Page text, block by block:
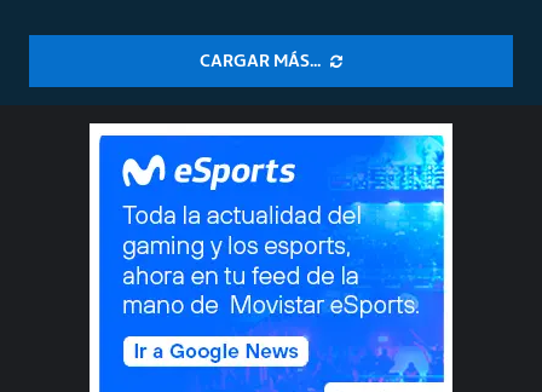
CARGAR MÁS...